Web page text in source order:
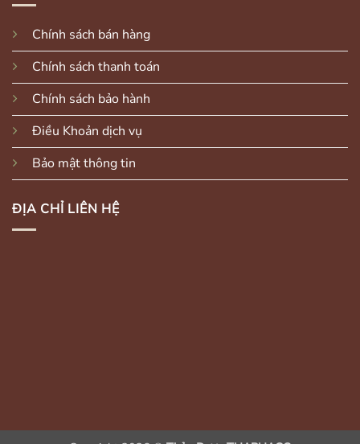
Chính sách bán hàng
Chính sách thanh toán
Chính sách bảo hành
Điều Khoản dịch vụ
Bảo mật thông tin
ĐỊA CHỈ LIÊN HỆ